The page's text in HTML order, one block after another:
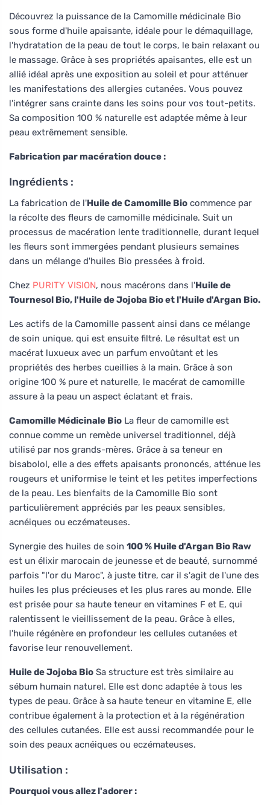
Découvrez la puissance de la Camomille médicinale Bio
sous forme d'huile apaisante, idéale pour le démaquillage,
l'hydratation de la peau de tout le corps, le bain relaxant ou
le massage. Grâce à ses propriétés apaisantes, elle est un
allié idéal après une exposition au soleil et pour atténuer
les manifestations des allergies cutanées. Vous pouvez
l'intégrer sans crainte dans les soins pour vos tout-petits.
Sa composition 100 % naturelle est adaptée même à leur
peau extrêmement sensible.
Fabrication par macération douce :
Ingrédients :
La fabrication de l'Huile de Camomille Bio commence par
la récolte des fleurs de camomille médicinale. Suit un
processus de macération lente traditionnelle, durant lequel
les fleurs sont immergées pendant plusieurs semaines
dans un mélange d'huiles Bio pressées à froid.
Chez PURITY VISION, nous macérons dans l'Huile de
Tournesol Bio, l'Huile de Jojoba Bio et l'Huile d'Argan Bio.
Les actifs de la Camomille passent ainsi dans ce mélange
de soin unique, qui est ensuite filtré. Le résultat est un
macérat luxueux avec un parfum envoûtant et les
propriétés des herbes cueillies à la main. Grâce à son
origine 100 % pure et naturelle, le macérat de camomille
assure à la peau un aspect éclatant et frais.
Camomille Médicinale Bio La fleur de camomille est
connue comme un remède universel traditionnel, déjà
utilisé par nos grands-mères. Grâce à sa teneur en
bisabolol, elle a des effets apaisants prononcés, atténue les
rougeurs et uniformise le teint et les petites imperfections
de la peau. Les bienfaits de la Camomille Bio sont
particulièrement appréciés par les peaux sensibles,
acnéiques ou eczémateuses.
Synergie des huiles de soin 100 % Huile d'Argan Bio Raw
est un élixir marocain de jeunesse et de beauté, surnommé
parfois "l'or du Maroc", à juste titre, car il s'agit de l'une des
huiles les plus précieuses et les plus rares au monde. Elle
est prisée pour sa haute teneur en vitamines F et E, qui
ralentissent le vieillissement de la peau. Grâce à elles,
l'huile régénère en profondeur les cellules cutanées et
favorise leur renouvellement.
Huile de Jojoba Bio Sa structure est très similaire au
sébum humain naturel. Elle est donc adaptée à tous les
types de peau. Grâce à sa haute teneur en vitamine E, elle
contribue également à la protection et à la régénération
des cellules cutanées. Elle est aussi recommandée pour le
soin des peaux acnéiques ou eczémateuses.
Utilisation :
Pourquoi vous allez l'adorer :